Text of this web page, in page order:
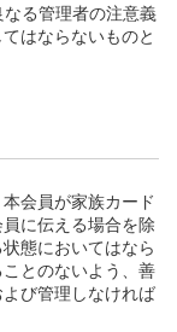
る管理者の注意義
はならないものと
会員が家族カード
に伝える場合を除
態においてはなら
とのないよう、善
び管理しなければ